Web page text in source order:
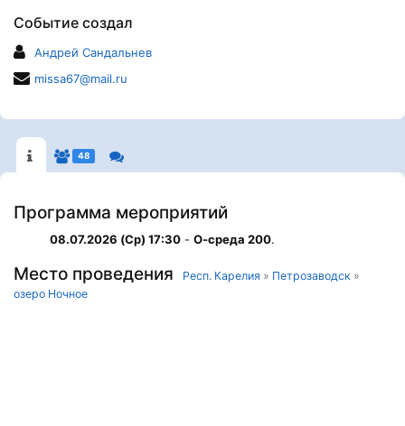
Событие создал
Андрей Сандальнев
missa67@mail.ru
48
Программа мероприятий
08.07.2026 (Ср) 17:30 - О-среда 200.
Место проведения Респ. Карелия » Петрозаводск »
озеро Ночное